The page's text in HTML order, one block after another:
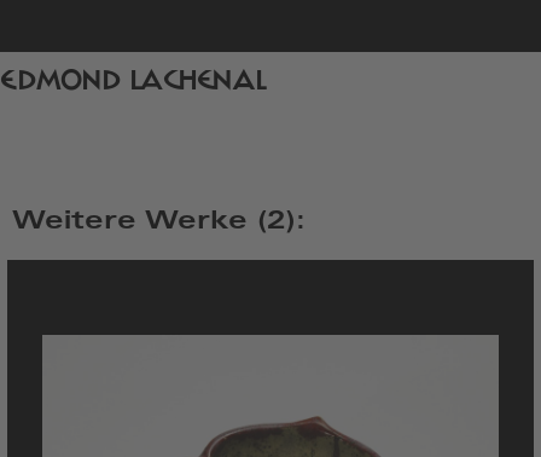
Startseite
EDMOND LACHENAL
Weitere Werke (2):